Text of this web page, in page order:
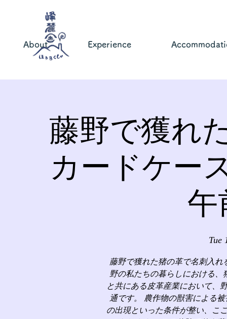
About Experience
藤野で獲れ
カードケー
午
Tue
藤野で獲れた猪の革で名刺入
野の私たちの暮らしにおける
と共にある皮革産業において、
通です。 農作物の獣害による
の出現といった条件が整い、こ